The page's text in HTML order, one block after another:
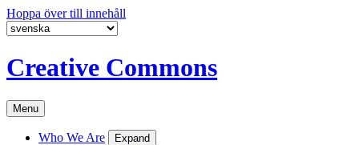
Hoppa över till innehåll
Creative Commons
Menu
Who We Are Expand